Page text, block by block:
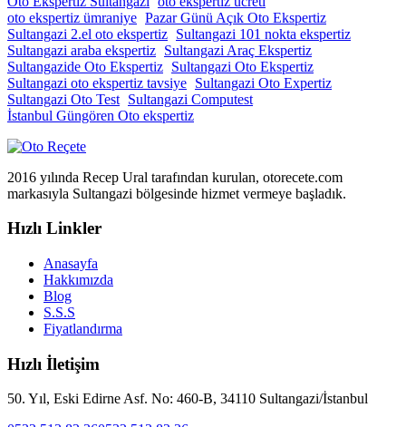
oto ekspertiz ümraniye Pazar Günü Açık Oto Ekspertiz
Sultangazi 2.el oto ekspertiz Sultangazi 101 nokta ekspertiz
Sultangazi araba ekspertiz Sultangazi Araç Ekspertiz
Sultangazide Oto Ekspertiz Sultangazi Oto Ekspertiz
Sultangazi oto ekspertiz tavsiye Sultangazi Oto Expertiz
Sultangazi Oto Test Sultangazi Computest
İstanbul Güngören Oto ekspertiz
2016 yılında Recep Ural tarafından kurulan, otorecete.com
markasıyla Sultangazi bölgesinde hizmet vermeye başladık.
Hızlı Linkler
Anasayfa
Hakkımızda
Blog
S.S.S
Fiyatlandırma
Hızlı İletişim
50. Yıl, Eski Edirne Asf. No: 460-B, 34110 Sultangazi/İstanbul